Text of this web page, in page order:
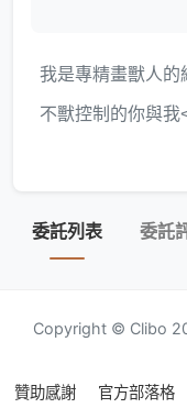
我是專精畫獸人的
不獸控制的你與我
委託列表 委託
Copyright © Clibo
贊助感謝 官方部落格